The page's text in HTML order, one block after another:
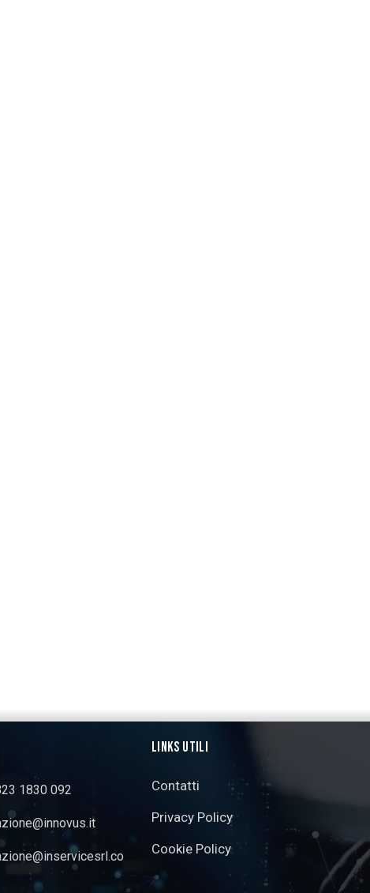
1830 092
LINKS UTILI
Contatti
Privacy Policy
Cookie Policy